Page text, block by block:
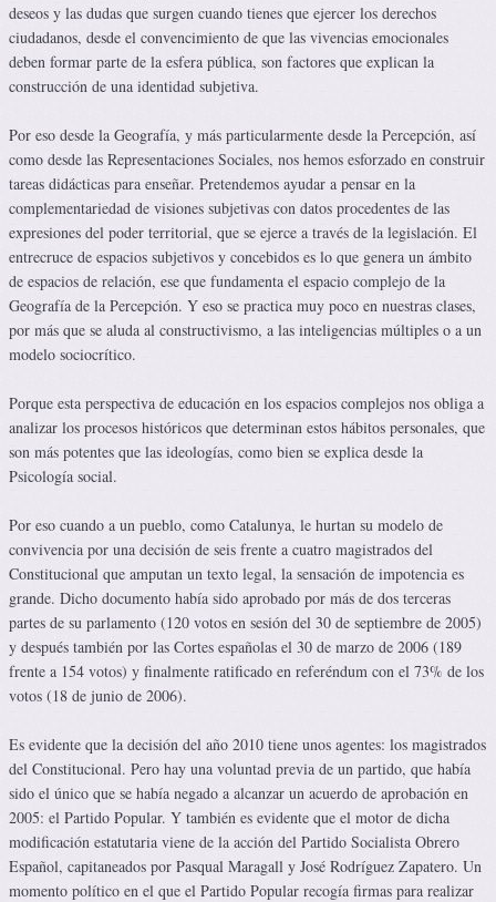
deseos y las dudas que surgen cuando tienes que ejercer los derechos
ciudadanos, desde el convencimiento de que las vivencias emocionales
deben formar parte de la esfera pública, son factores que explican la
construcción de una identidad subjetiva.
Por eso desde la Geografía, y más particularmente desde la Percepción, así
como desde las Representaciones Sociales, nos hemos esforzado en construir
tareas didácticas para enseñar. Pretendemos ayudar a pensar en la
complementariedad de visiones subjetivas con datos procedentes de las
expresiones del poder territorial, que se ejerce a través de la legislación. El
entrecruce de espacios subjetivos y concebidos es lo que genera un ámbito
de espacios de relación, ese que fundamenta el espacio complejo de la
Geografía de la Percepción. Y eso se practica muy poco en nuestras clases,
por más que se aluda al constructivismo, a las inteligencias múltiples o a un
modelo sociocrítico.
Porque esta perspectiva de educación en los espacios complejos nos obliga a
analizar los procesos históricos que determinan estos hábitos personales, que
son más potentes que las ideologías, como bien se explica desde la
Psicología social.
Por eso cuando a un pueblo, como Catalunya, le hurtan su modelo de
convivencia por una decisión de seis frente a cuatro magistrados del
Constitucional que amputan un texto legal, la sensación de impotencia es
grande. Dicho documento había sido aprobado por más de dos terceras
partes de su parlamento (120 votos en sesión del 30 de septiembre de 2005)
y después también por las Cortes españolas el 30 de marzo de 2006 (189
frente a 154 votos) y finalmente ratificado en referéndum con el 73% de los
votos (18 de junio de 2006).
Es evidente que la decisión del año 2010 tiene unos agentes: los magistrados
del Constitucional. Pero hay una voluntad previa de un partido, que había
sido el único que se había negado a alcanzar un acuerdo de aprobación en
2005: el Partido Popular. Y también es evidente que el motor de dicha
modificación estatutaria viene de la acción del Partido Socialista Obrero
Español, capitaneados por Pasqual Maragall y José Rodríguez Zapatero. Un
momento político en el que el Partido Popular recogía firmas para realizar